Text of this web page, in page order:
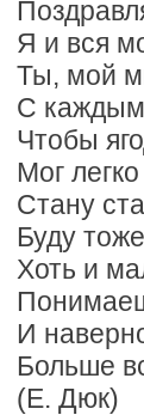
Я и вся
Ты, мой
С каждым
Чтобы
Мог
Стану
Буду
Хоть и
И
Больше
(Е. Дюк)